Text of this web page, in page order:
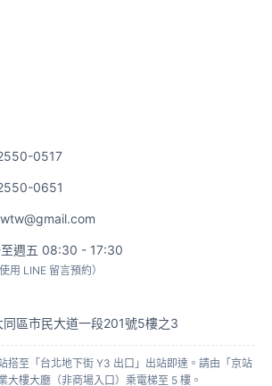
0517
0651
週五 08:30 - 17:30
用 LINE 留言預約）
區市民大道一段201號5樓之3
搭至「台北地下街 Y3 出口」出站即達。請由「京站
大樓大廳（非商場入口）乘電梯至 5 樓。